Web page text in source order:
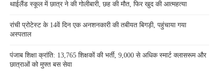
थाईलैंड स्कूल में छात्र ने की गोलीबारी, छह की मौत, फिर खुद की आत्महत्या
रांची प्रोटेस्ट के 14वें दिन एक अनशनकारी की तबीयत बिगड़ी, पहुंचाया गया
अस्पताल
पंजाब शिक्षा क्रांति: 13,765 शिक्षकों की भर्ती, 9,000 से अधिक स्मार्ट क्लासरूम और
छात्राओं को मुफ्त बस सेवा